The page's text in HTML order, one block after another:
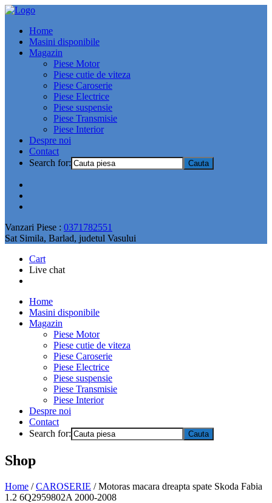
Home
Masini disponibile
Magazin
Piese Motor
Piese cutie de viteza
Piese Caroserie
Piese Electrice
Piese suspensie
Piese Transmisie
Piese Interior
Despre noi
Contact
Search for:
Vanzari Piese : 0371782551
Sat Simila, Barlad, judetul Vasului
Cart
Live chat
Home
Masini disponibile
Magazin
Piese Motor
Piese cutie de viteza
Piese Caroserie
Piese Electrice
Piese suspensie
Piese Transmisie
Piese Interior
Despre noi
Contact
Search for:
Shop
Home /CAROSERIE / Motoras macara dreapta spate Skoda Fabia
1.2 6Q2959802A 2000-2008